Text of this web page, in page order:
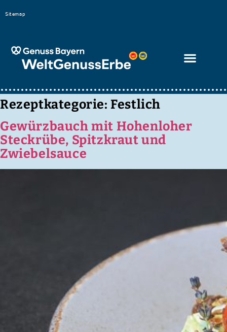
dass
diese
Seite
ein
Zugänglichkeitssystem
verwendet.
Sitemap
Rezeptkategorie: Festlich
Gewürzbauch mit Hohenloher
Steckrübe, Spitzkraut und
Zwiebelsauce